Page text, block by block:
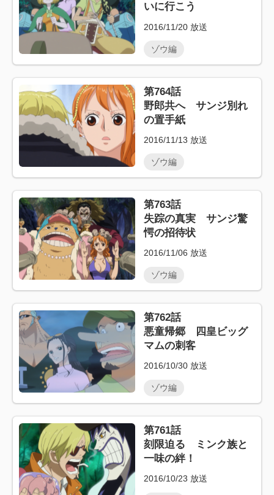
いに行こう
2016/11/20 放送
ゾウ編
第764話
野郎共へ サンジ別れ
の置手紙
2016/11/13 放送
ゾウ編
第763話
失踪の真実 サンジ驚
愕の招待状
2016/11/06 放送
ゾウ編
第762話
悪童帰郷 四皇ビッグ
マムの刺客
2016/10/30 放送
ゾウ編
第761話
刻限迫る ミンク族と
一味の絆！
2016/10/23 放送